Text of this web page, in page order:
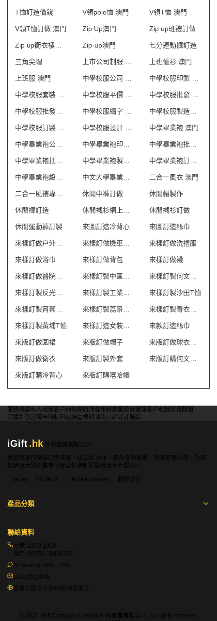
T恤訂造價錢 V領polo恤 澳門 V領T恤 澳門
V領T恤訂做 澳門 Zip Up澳門 Zip up班褸訂做
Zip-up澳門 七分運動褲訂造
三角尖帽 上班恤衫 澳門
上班服 澳門
中學畢業袍 澳門
中學畢業袍製造商 澳門
中文大學畢業袍訂製 二合一風衣 澳門
休閒中褲訂做 休閒帽製作
休閒褲訂造 休閒襯衫訂做
休閒運動褲訂製 來圖訂造冷背心 來圖訂造絲巾
來樣訂做洗禮服
來樣訂做浴巾 來樣訂做背包 來樣訂做襪
來樣訂製工業制服 澳門 來樣訂製沙田T恤
來樣訂製黃埔T恤 來樣訂造女裝潛水褲 來款訂造絲巾
來版訂做圍裙 來版訂做帽子
來版訂做衛衣 來版訂製外套
來版訂購冷背心 來版訂購嘻哈帽
服務條款私人政策客戶 網站導航博客布料總匯設計選擇客戶包括常見問題
訂購指引 常用布料輔料包裝 圖樣印制 設計站設計選擇
iGift.hk
軒龍實業有限公司
香港及澳門制服訂造專家，成立逾18年，專為金融機構、物業管理公司、政府
機構及大型企業提供度身訂造制服設計及生產服務。
Sedex
ISO 9001 FAMA Approved 政府認可
產品分類
聯絡資料
香港: 2360 1900
澳門: 00853-28410350
WhatsApp: 5661 1880
sales@igift.hk
香港九龍太子汝州街50號地下
© 2026 iGift Company Limited 軒龍實業有限公司. All rights reserved.